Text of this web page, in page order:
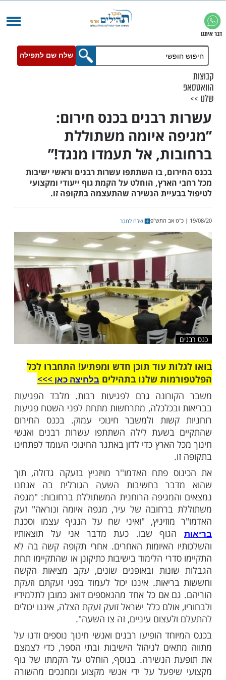
שלח שם לתפילה
רבנים בכנס חירום:
איומה משתוללת
אל תעמדו מנגד!’’
בו השתתפו עשרות רבנים וראשי ישיבות
הארץ, הוחלט על הקמת גוף ייעודי ומקצועי
הנשירה שהתעצמה בתקופה זו.
שלח לחבר
עוד תוכן חדש ומפתיע! התחברו לכל
שלנו בתהיליםבלחיצה כאן >>>​
גרם לפגיעות רבות. מלבד הפגיעות
ובכלכלה, מתרחשות מתחת לפני השטח פגיעות
קשות ולמשבר חינוכי עמוק. בכנס החירום
בשעת לילה השתתפו עשרות רבנים ואנשי
הארץ כדי לדון באתגר החינוכי העומד לפתחינו
פתח האדמו''ר מויזניץ בזעקה גדולה, תוך
בחשיבות השעה הגורלית בה אנחנו
הרוחנית המשתוללת ברחובות: "מגפה
ברחובה של עיר, מגפה איומה ונוראה" זעק
מוזיניץ, "ואיני שח על הנגיף עצמו וסכנת
שבו. כעת מדבר אני על תוצאותיו